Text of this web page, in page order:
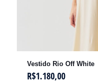
Vestido Rio Off White
R$1.180,00